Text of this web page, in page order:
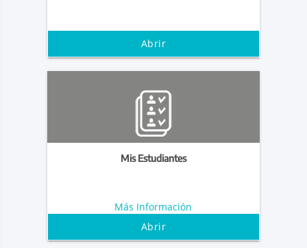
Abrir
Mis Estudiantes
Más Información
Abrir